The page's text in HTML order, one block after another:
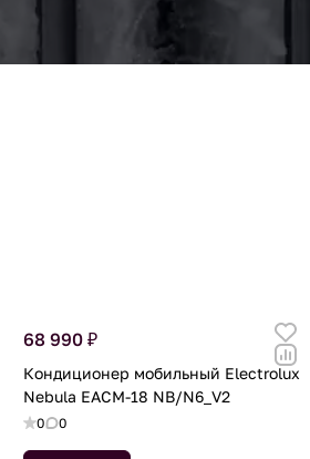
68 990 ₽
Кондиционер мобильный Electrolux
Nebula EACM-18 NB/N6_V2
0 0